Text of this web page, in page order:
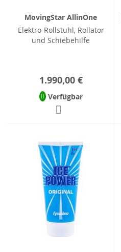
MovingStar AllinOne
Elektro-Rollstuhl, Rollator
und Schiebehilfe
1.990,00 €
Verfügbar